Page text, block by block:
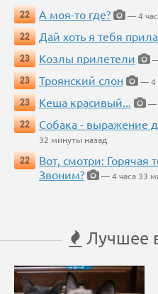
22
А моя-то где?
— 4
22
Дай хоть я тебя
23
Козлы прилетели
23
Троянский слон
— 4
23
Кеша красивый...
—
22
Собака - выражение
32 минуты назад
22
Вот, смотри: Горячая
Звоним?
— 4 часа 33
Лучшее